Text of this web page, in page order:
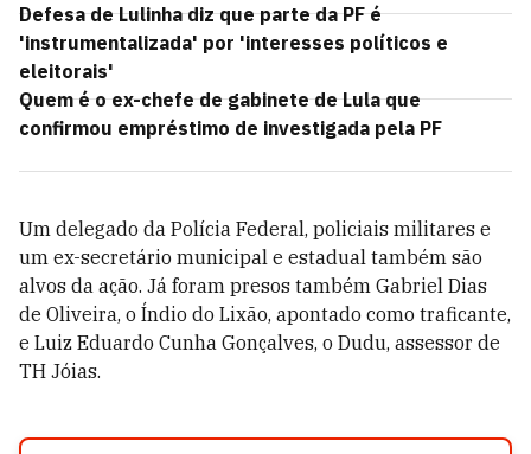
Defesa de Lulinha diz que parte da PF é
'instrumentalizada' por 'interesses políticos e
eleitorais'
Quem é o ex-chefe de gabinete de Lula que
confirmou empréstimo de investigada pela PF
Um delegado da Polícia Federal, policiais militares e
um ex-secretário municipal e estadual também são
alvos da ação. Já foram presos também Gabriel Dias
de Oliveira, o Índio do Lixão, apontado como traficante,
e Luiz Eduardo Cunha Gonçalves, o Dudu, assessor de
TH Jóias.